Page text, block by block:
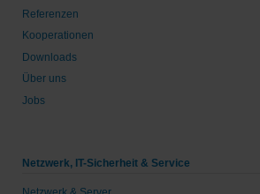
Referenzen
Kooperationen
Downloads
Über uns
Jobs
Netzwerk, IT-Sicherheit & Service